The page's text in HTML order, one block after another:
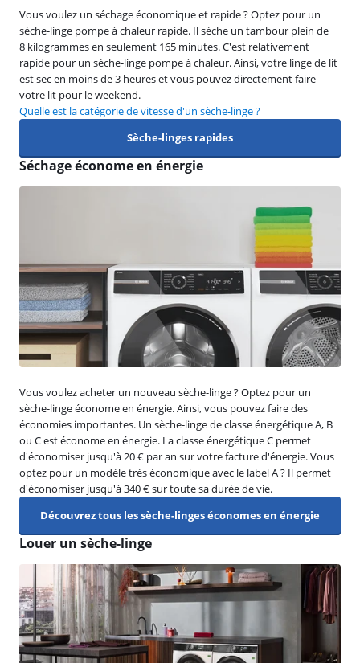
Vous voulez un séchage économique et rapide ? Optez pour un
sèche-linge pompe à chaleur rapide. Il sèche un tambour plein de
8 kilogrammes en seulement 165 minutes. C'est relativement
rapide pour un sèche-linge pompe à chaleur. Ainsi, votre linge de lit
est sec en moins de 3 heures et vous pouvez directement faire
votre lit pour le weekend.
Quelle est la catégorie de vitesse d'un sèche-linge ?
Sèche-linges rapides
Séchage économe en énergie
Vous voulez acheter un nouveau sèche-linge ? Optez pour un
sèche-linge économe en énergie. Ainsi, vous pouvez faire des
économies importantes. Un sèche-linge de classe énergétique A, B
ou C est économe en énergie. La classe énergétique C permet
d'économiser jusqu'à 20 € par an sur votre facture d'énergie. Vous
optez pour un modèle très économique avec le label A ? Il permet
d'économiser jusqu'à 340 € sur toute sa durée de vie.
Découvrez tous les sèche-linges économes en énergie
Louer un sèche-linge